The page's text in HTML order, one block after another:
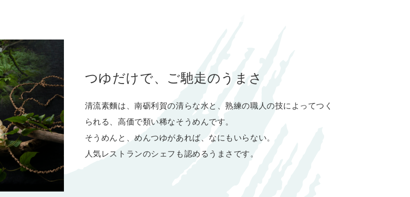
つゆだけで、ご馳走のうまさ
清流素麵は、南砺利賀の清らな水と、熟練の職人の技によってつく
られる、高価で類い稀なそうめんです。
そうめんと、めんつゆがあれば、なにもいらない。
人気レストランのシェフも認めるうまさです。